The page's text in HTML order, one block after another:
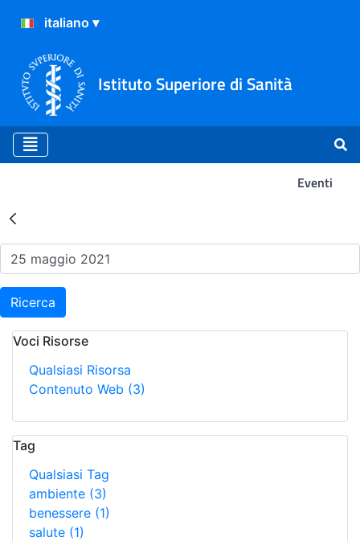
Istituto Superiore di Sanità
Eventi
Risultati della Ricerca -
Ricerca
Voci Risorse
Qualsiasi Risorsa
Contenuto Web (3)
Tag
Qualsiasi Tag
ambiente (3)
benessere (1)
salute (1)